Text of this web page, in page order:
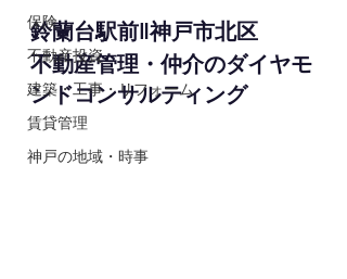
保険
不動産投資
建築・工事・リフォーム
賃貸管理
神戸の地域・時事
鈴蘭台駅前‖神戸市北区
不動産管理・仲介のダイヤモ
ンドコンサルティング